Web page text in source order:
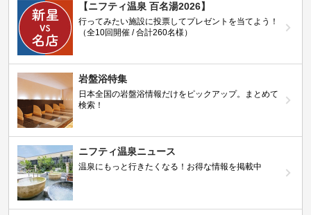
【ニフティ温泉 百名湯2026】
行ってみたい施設に投票してプレゼントを当てよう！
（全10回開催 / 合計260名様）
岩盤浴特集
日本全国の岩盤浴情報だけをピックアップ。まとめて
検索！
ニフティ温泉ニュース
温泉にもっと行きたくなる！お得な情報を掲載中